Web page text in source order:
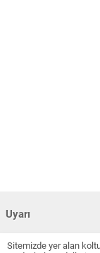
Uyarı
Sitemizde yer alan